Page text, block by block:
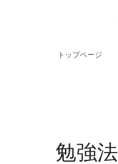
トップページ
勉強法